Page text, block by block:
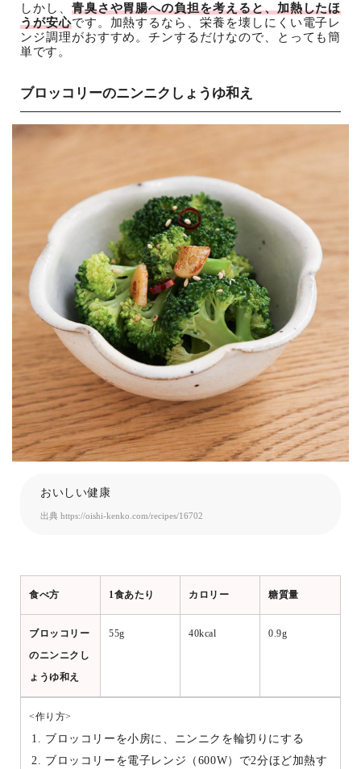
しかし、 青臭さや胃腸への負担を考えると、加熱したほ
うが安心です。加熱するなら、栄養を壊しにくい電子レ
ンジ調理がおすすめ。チンするだけなので、とっても簡
単です。
ブロッコリーのニンニクしょうゆ和え
おいしい健康
出典 https://oishi-kenko.com/recipes/16702
食べ方 1食あたり カロリー 糖質量
ブロッコリー
のニンニクし
ょうゆ和え
55g 40kcal 0.9g
<作り方>
ブロッコリーを小房に、ニンニクを輪切りにする
ブロッコリーを電子レンジ（600W）で2分ほど加熱す